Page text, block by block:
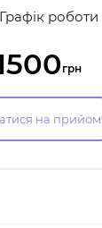
Графік роботи
грн
на прийом